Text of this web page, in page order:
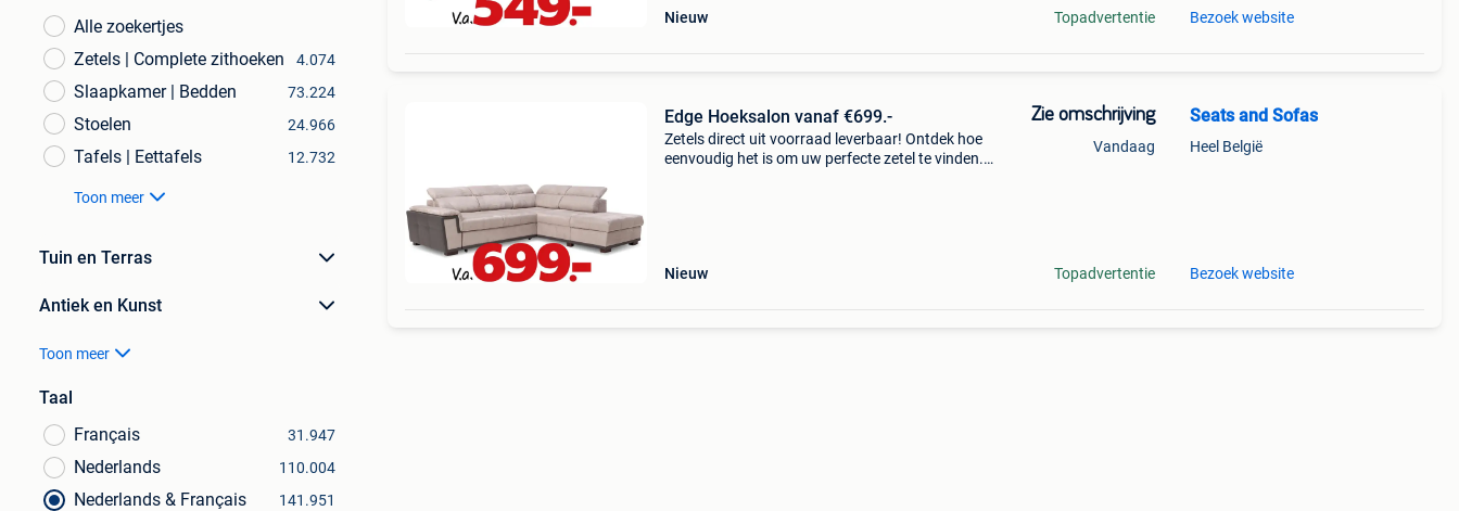
Alle zoekertjes
Zetels | Complete zithoeken
4.074
Slaapkamer | Bedden 73.224
Stoelen 24.966
Tafels | Eettafels 12.732
Toon meer
Tuin en Terras
Antiek en Kunst
Toon meer
Taal
Français
31.947
Nederlands 110.004
Nederlands & Français 141.951
Nieuw Topadvertentie Bezoek website
Edge Hoeksalon vanaf €699.-
Zetels direct uit voorraad leverbaar! Ontdek hoe
eenvoudig het is om uw perfecte zetel te vinden.
Nieuw
Zie omschrijving
Vandaag
Topadvertentie
Seats and Sofas
Heel België
Bezoek website